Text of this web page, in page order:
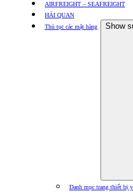
AIRFREIGHT – SEAFREIGHT
HẢI QUAN
Thủ tục các mặt hàng
Show
Danh mục trang thiết bị